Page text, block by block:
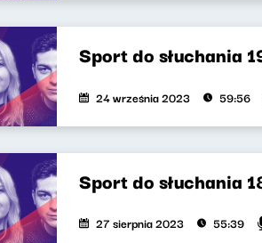
Sport do słuchania
24 września 2023 59:56
Sport do słuchania
27 sierpnia 2023 55:39